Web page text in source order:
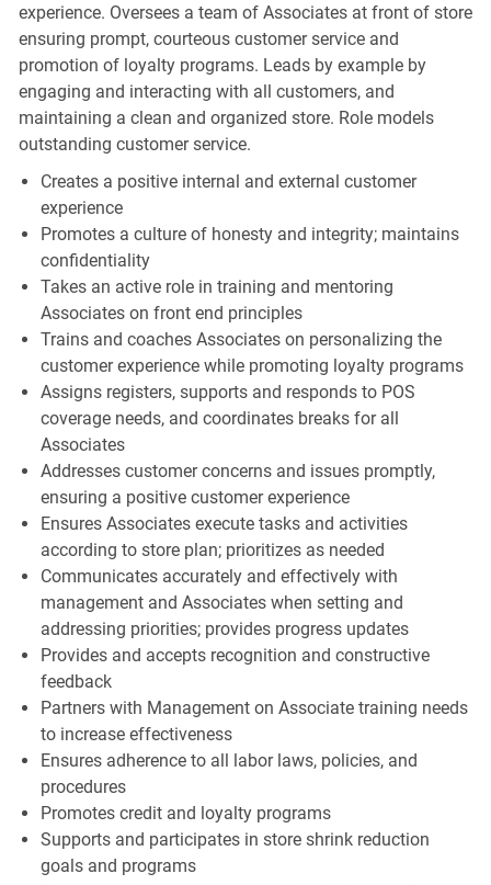
experience. Oversees a team of Associates at front of store
ensuring prompt, courteous customer service and
promotion of loyalty programs. Leads by example by
engaging and interacting with all customers, and
maintaining a clean and organized store. Role models
outstanding customer service.
Creates a positive internal and external customer
experience
Promotes a culture of honesty and integrity; maintains
confidentiality
Takes an active role in training and mentoring
Associates on front end principles
Trains and coaches Associates on personalizing the
customer experience while promoting loyalty programs
Assigns registers, supports and responds to POS
coverage needs, and coordinates breaks for all
Associates
Addresses customer concerns and issues promptly,
ensuring a positive customer experience
Ensures Associates execute tasks and activities
according to store plan; prioritizes as needed
Communicates accurately and effectively with
management and Associates when setting and
addressing priorities; provides progress updates
Provides and accepts recognition and constructive
feedback
Partners with Management on Associate training needs
to increase effectiveness
Ensures adherence to all labor laws, policies, and
procedures
Promotes credit and loyalty programs
Supports and participates in store shrink reduction
goals and programs